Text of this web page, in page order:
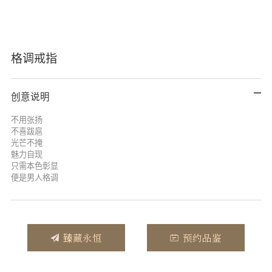
格调戒指
创意说明
不用张扬
不喜跋扈
光芒不掩
魅力自现
只需本色彰显
便是男人格调
臻藏永恒 预约品鉴